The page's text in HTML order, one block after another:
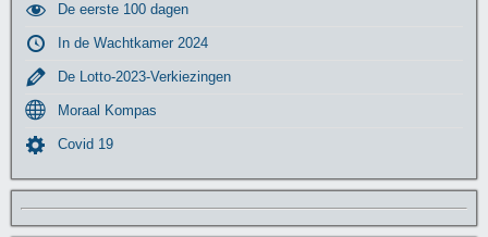
De eerste 100 dagen
In de Wachtkamer 2024
De Lotto-2023-Verkiezingen
Moraal Kompas
Covid 19